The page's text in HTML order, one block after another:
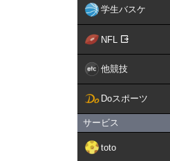
学生バスケ
NFL
他競技
Doスポーツ
サービス
toto